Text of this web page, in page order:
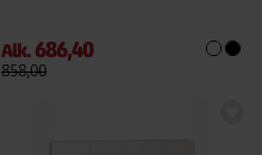
Alk. 686,40
858,00